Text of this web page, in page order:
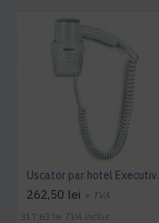
Uscator
262,50 lei + TVA
317,63 lei TVA inclus